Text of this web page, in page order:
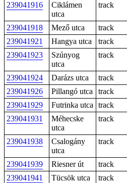
239041916
Ciklámen
utca
track
239041918 Mező utca
track
239041921
Hangya utca
track
239041923
Szúnyog
utca
track
239041924 Darázs utca
track
239041926
Pillangó utca
track
239041929
Futrinka utca
track
239041931
Méhecske
utca
track
239041938
Csalogány
utca
track
239041939 Riesner út track
239041941
Tücsök utca
track